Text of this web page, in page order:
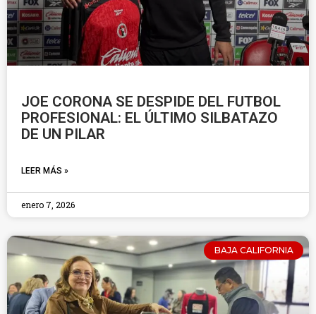
JOE CORONA SE DESPIDE DEL FUTBOL
PROFESIONAL: EL ÚLTIMO SILBATAZO
DE UN PILAR
LEER MÁS »
enero 7, 2026
BAJA CALIFORNIA